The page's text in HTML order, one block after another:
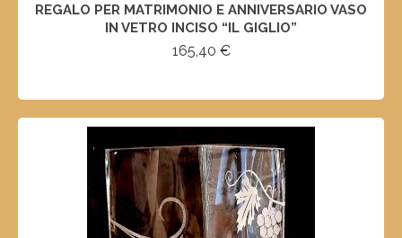
REGALO PER MATRIMONIO E ANNIVERSARIO VASO
IN VETRO INCISO “IL GIGLIO”
165,40 €